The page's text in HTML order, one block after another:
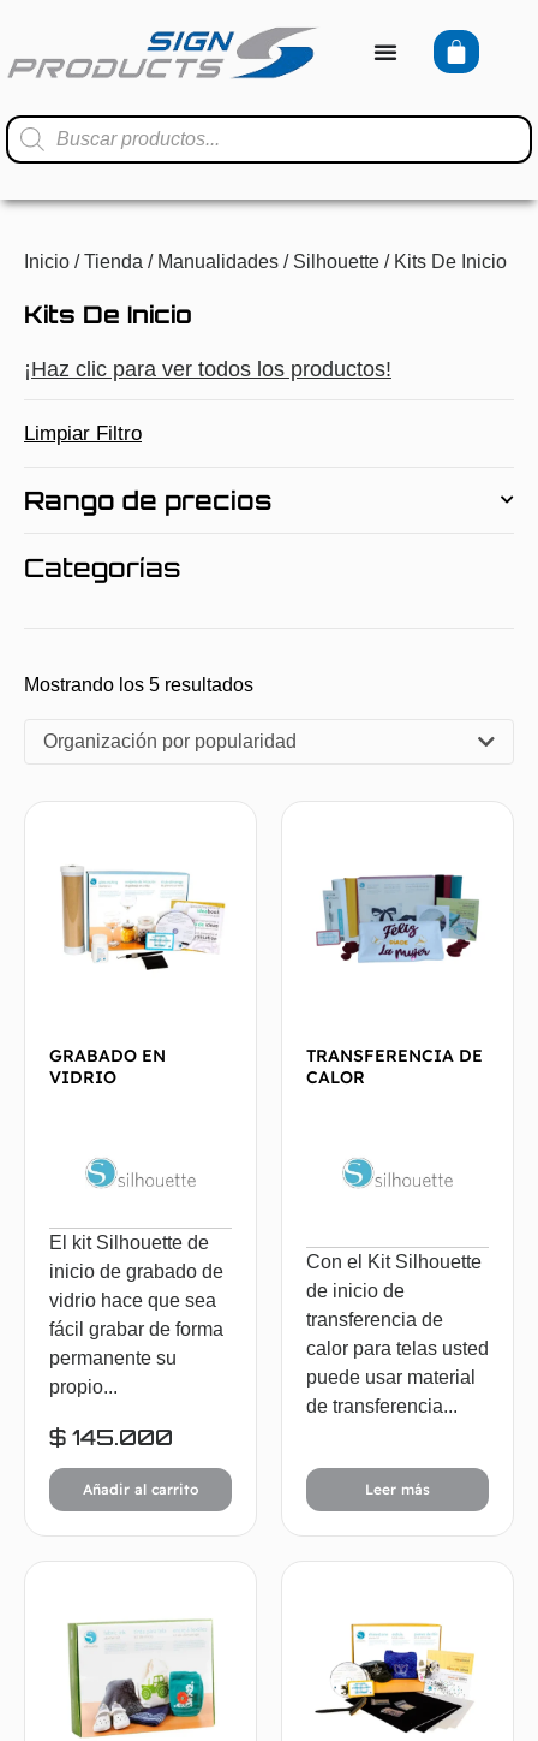
Inicio /Tienda / Manualidades / Silhouette / Kits De Inicio
Kits De Inicio
¡Haz clic para ver todos los productos!
Limpiar Filtro
Rango de precios
Categorías
Mostrando los 5 resultados
Organización por popularidad
GRABADO EN
VIDRIO
El kit Silhouette de
inicio de grabado de
vidrio hace que sea
fácil grabar de forma
permanente su
propio...
$ 145.000
Añadir al carrito
TRANSFERENCIA DE
CALOR
Con el Kit Silhouette
de inicio de
transferencia de
calor para telas usted
puede usar material
de transferencia...
Leer más